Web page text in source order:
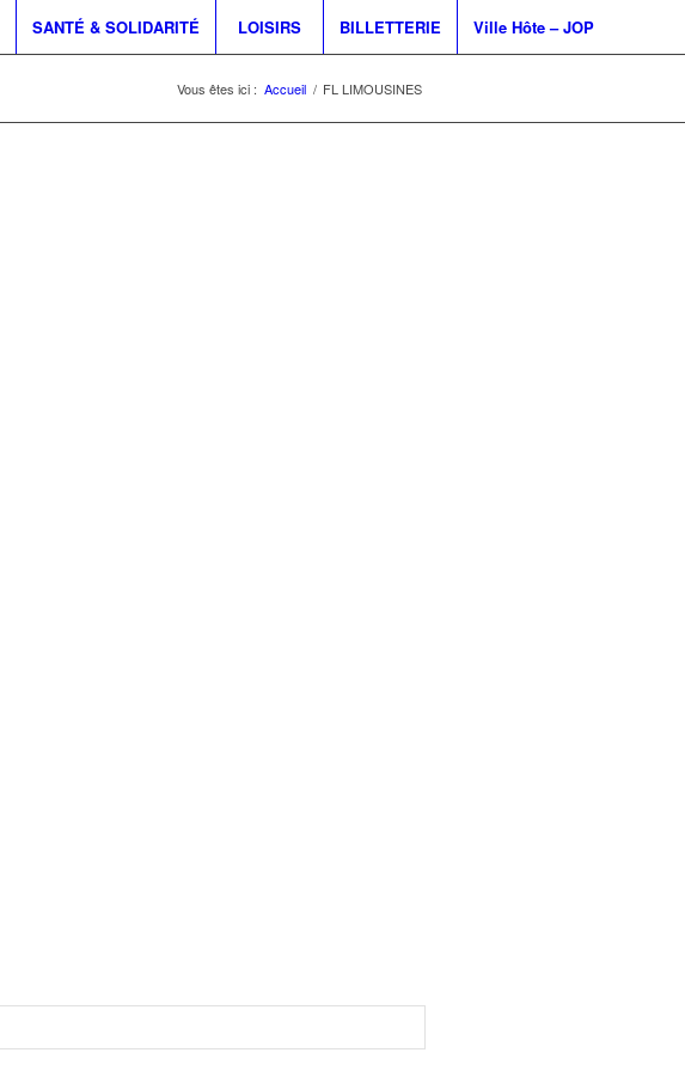
SANTÉ & SOLIDARITÉ LOISIRS BILLETTERIE Ville Hôte – JOP
Vous êtes ici : Accueil / FL LIMOUSINES